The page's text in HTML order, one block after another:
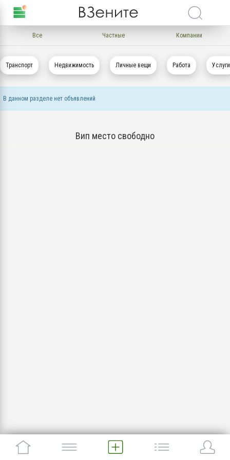
Все Частные Компании
Транспорт Недвижимость Личные вещи Работа Услуги
В данном разделе нет объявлений
Вип место свободно